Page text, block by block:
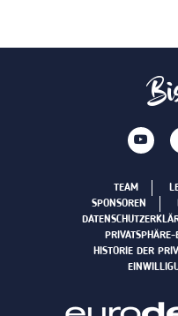
TEAM
SPONSOREN
HISTORIE DER